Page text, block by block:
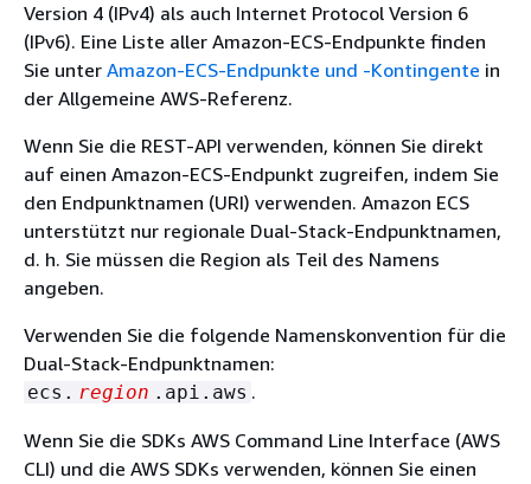
Version 4 (IPv4) als auch Internet Protocol Version 6
(IPv6). Eine Liste aller Amazon-ECS-Endpunkte finden
Sie unter Amazon-ECS-Endpunkte und -Kontingente in
der Allgemeine AWS-Referenz.
Wenn Sie die REST-API verwenden, können Sie direkt
auf einen Amazon-ECS-Endpunkt zugreifen, indem Sie
den Endpunktnamen (URI) verwenden. Amazon ECS
unterstützt nur regionale Dual-Stack-Endpunktnamen,
d. h. Sie müssen die Region als Teil des Namens
angeben.
Verwenden Sie die folgende Namenskonvention für die
Dual-Stack-Endpunktnamen:
ecs. region .api.aws .
Wenn Sie die SDKs AWS Command Line Interface (AWS
CLI) und die AWS SDKs verwenden, können Sie einen